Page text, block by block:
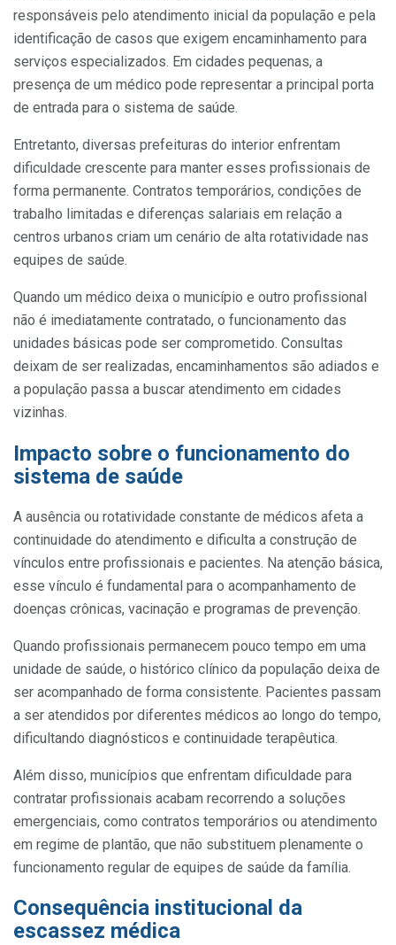
responsáveis pelo atendimento inicial da população e pela
identificação de casos que exigem encaminhamento para
serviços especializados. Em cidades pequenas, a
presença de um médico pode representar a principal porta
de entrada para o sistema de saúde.
Entretanto, diversas prefeituras do interior enfrentam
dificuldade crescente para manter esses profissionais de
forma permanente. Contratos temporários, condições de
trabalho limitadas e diferenças salariais em relação a
centros urbanos criam um cenário de alta rotatividade nas
equipes de saúde.
Quando um médico deixa o município e outro profissional
não é imediatamente contratado, o funcionamento das
unidades básicas pode ser comprometido. Consultas
deixam de ser realizadas, encaminhamentos são adiados e
a população passa a buscar atendimento em cidades
vizinhas.
Impacto sobre o funcionamento do
sistema de saúde
A ausência ou rotatividade constante de médicos afeta a
continuidade do atendimento e dificulta a construção de
vínculos entre profissionais e pacientes. Na atenção básica,
esse vínculo é fundamental para o acompanhamento de
doenças crônicas, vacinação e programas de prevenção.
Quando profissionais permanecem pouco tempo em uma
unidade de saúde, o histórico clínico da população deixa de
ser acompanhado de forma consistente. Pacientes passam
a ser atendidos por diferentes médicos ao longo do tempo,
dificultando diagnósticos e continuidade terapêutica.
Além disso, municípios que enfrentam dificuldade para
contratar profissionais acabam recorrendo a soluções
emergenciais, como contratos temporários ou atendimento
em regime de plantão, que não substituem plenamente o
funcionamento regular de equipes de saúde da família.
Consequência institucional da
escassez médica